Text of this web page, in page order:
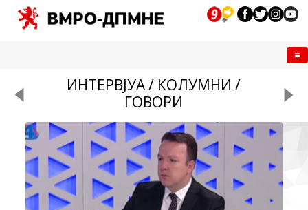
ИНТЕРВЈУА / КОЛУМНИ /
ГОВОРИ